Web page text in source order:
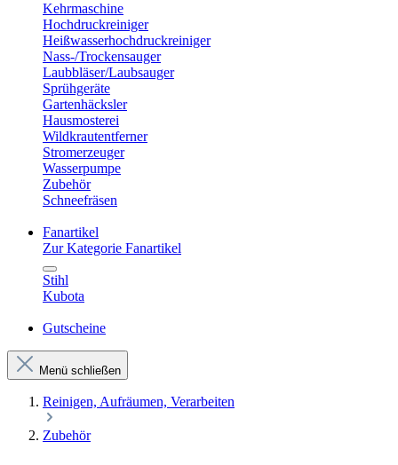
Kehrmaschine
Hochdruckreiniger
Heißwasserhochdruckreiniger
Nass-/Trockensauger
Laubbläser/Laubsauger
Sprühgeräte
Gartenhäcksler
Hausmosterei
Wildkrautentferner
Stromerzeuger
Wasserpumpe
Zubehör
Schneefräsen
Fanartikel
Zur Kategorie Fanartikel
Stihl
Kubota
Gutscheine
Menü schließen
Reinigen, Aufräumen, Verarbeiten
Zubehör